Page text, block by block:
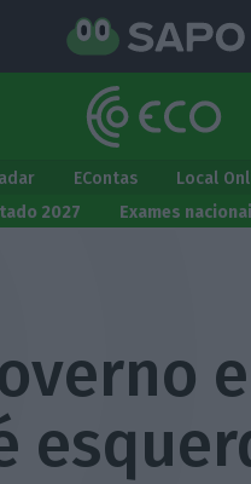
EContas Local
2027 Exames